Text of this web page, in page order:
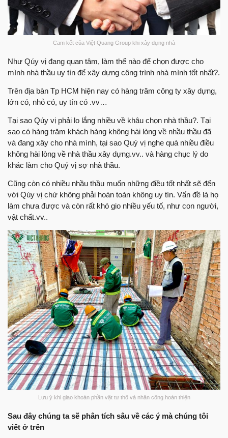
Cam kết của Việt Quang Group khi xây dựng nhà
Như Qúy vị đang quan tâm, làm thế nào để chọn được cho
mình nhà thầu uy tín để xây dựng công trình nhà mình tốt nhất?.
Trên địa bàn Tp HCM hiện nay có hàng trăm công ty xây dựng,
lớn có, nhỏ có, uy tín có .vv…
Tại sao Qúy vị phải lo lắng nhiều về khâu chọn nhà thầu?. Tại
sao có hàng trăm khách hàng không hài lòng về nhầu thầu đã
và đang xây cho nhà mình, tại sao Quý vị nghe quá nhiều điều
không hài lòng về nhà thầu xây dựng.vv.. và hàng chục lý do
khác làm cho Quý vị sợ nhà thầu.
Cũng còn có nhiều nhầu thầu muốn những điều tốt nhất sẽ đến
với Qúy vị chứ không phải hoàn toàn không uy tín. Vấn đề là họ
làm chưa được và còn rất khó gio nhiều yếu tố, như con người,
vật chất.vv..
Lưu ý khi giao khoán phần vật tư thô và nhân công hoàn thiện
Sau đây chúng ta sẽ phân tích sâu về các ý mà chúng tôi
viết ở trên